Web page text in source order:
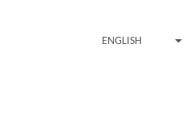
ENGLISH